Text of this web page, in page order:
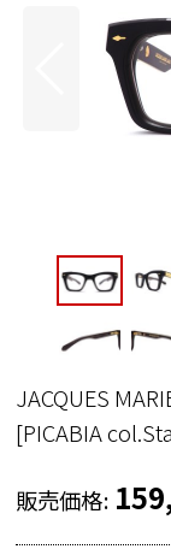
JACQUES
[PICABIA
販売価格: